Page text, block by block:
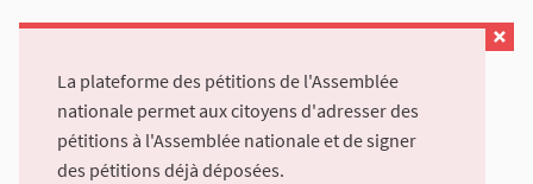
La plateforme des pétitions de l'Assemblée
nationale permet aux citoyens d'adresser des
pétitions à l'Assemblée nationale et de signer
des pétitions déjà déposées.